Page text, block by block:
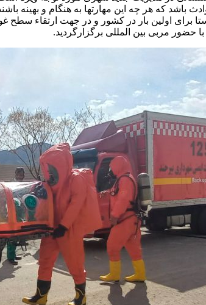
باشد که هر چه این مهارتها به هنگام و بهینه